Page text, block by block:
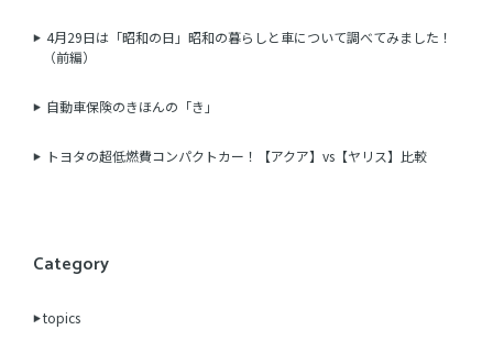
4月29日は「昭和の日」昭和の暮らしと車について調べてみました！
（前編）
自動車保険のきほんの「き」
トヨタの超低燃費コンパクトカー！【アクア】vs【ヤリス】比較
Category
topics